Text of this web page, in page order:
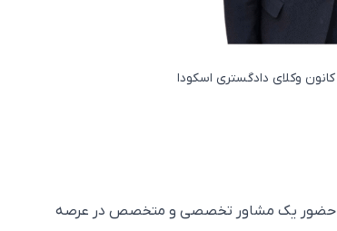
کانون وکلای دادگستری اسکودا
حضور یک مشاور تخصصی و متخصص در عرصه